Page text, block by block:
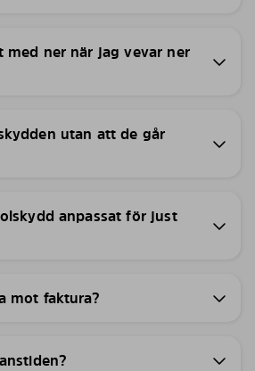
med ner när jag vevar ner
utan att de går
anpassat för just
mot faktura?